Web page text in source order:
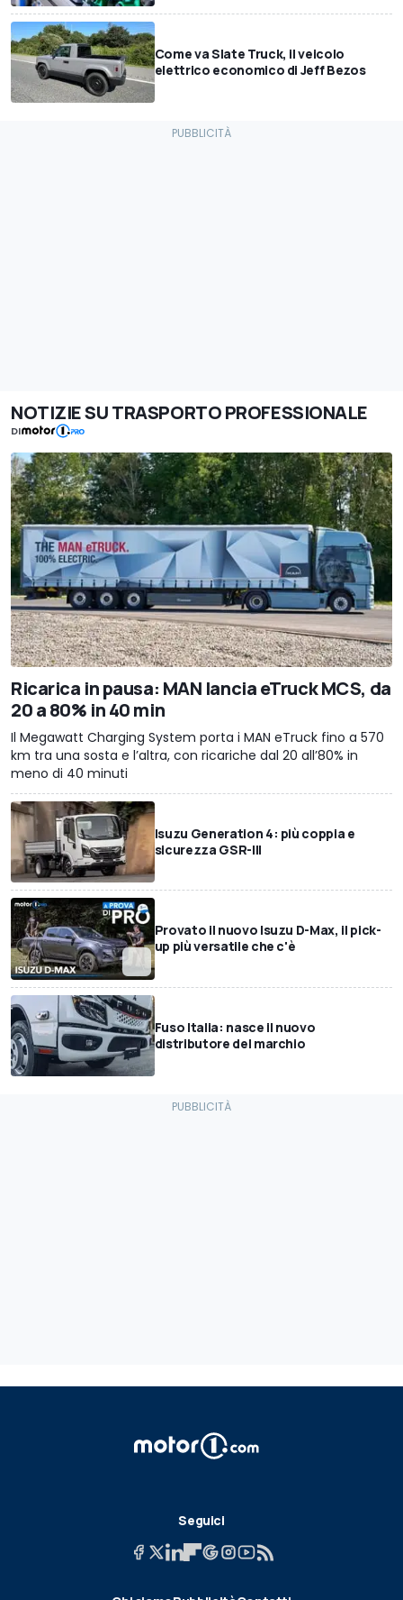
Come va Slate Truck, il veicolo
elettrico economico di Jeff Bezos
NOTIZIE SU TRASPORTO PROFESSIONALE
DI
Ricarica in pausa: MAN lancia eTruck MCS, da
20 a 80% in 40 min
Il Megawatt Charging System porta i MAN eTruck fino a 570
km tra una sosta e l’altra, con ricariche dal 20 all’80% in
meno di 40 minuti
Isuzu Generation 4: più coppia e
sicurezza GSR-III
Provato il nuovo Isuzu D-Max, il pick-
up più versatile che c'è
Fuso Italia: nasce il nuovo
distributore del marchio
Seguici